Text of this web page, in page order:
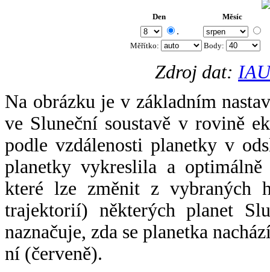
Den Měsíc
.
Měřítko: Body:
Zdroj dat:
Na obrázku je v základním
ve Sluneční soustavě v rovině
podle vzdálenosti planetky v
planetky vykreslila a
které lze změnit z vybraných
trajektorií) některých planet
naznačuje, zda se planetka
ní (červeně).